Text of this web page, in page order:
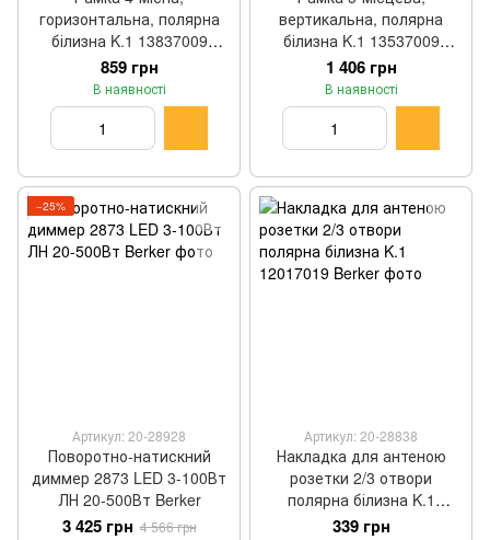
горизонтальна, полярна
білизна K.1 13837009
Berker
859 грн
В наявності
вертикальна, полярна
білизна K.1 13537009
Berker
1 406 грн
В наявності
−25%
Артикул: 20-28928
Поворотно-натискний
диммер 2873 LED 3-100Вт
ЛН 20-500Вт Berker
3 425 грн 4 566 грн
Артикул: 20-28838
Накладка для антеною
розетки 2/3 отвори
полярна білизна K.1
12017019 Berker
339 грн